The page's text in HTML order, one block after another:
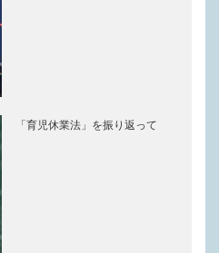
「育児休業法」を振り返って